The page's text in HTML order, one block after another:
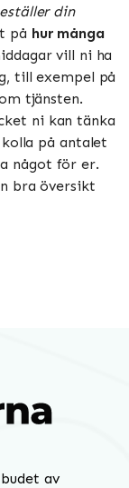
din
på hur många
vill ni ha
till exempel på
tjänsten.
ni kan tänka
på antalet
något för er.
bra översikt
av